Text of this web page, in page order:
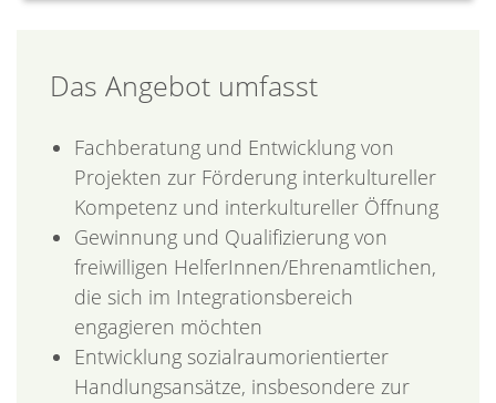
Das Angebot umfasst
Fachberatung und Entwicklung von
Projekten zur Förderung interkultureller
Kompetenz und interkultureller Öffnung
Gewinnung und Qualifizierung von
freiwilligen HelferInnen/Ehrenamtlichen,
die sich im Integrationsbereich
engagieren möchten
Entwicklung sozialraumorientierter
Handlungsansätze, insbesondere zur